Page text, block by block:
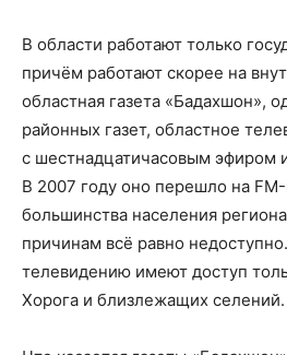
В области работают только
причём работают скорее на
областная газета «Бадахшон»,
районных газет, областное
с шестнадцатичасовым эфиром
В 2007 году оно перешло на
большинства населения
причинам всё равно
телевидению имеют доступ
Хорога и близлежащих селений.